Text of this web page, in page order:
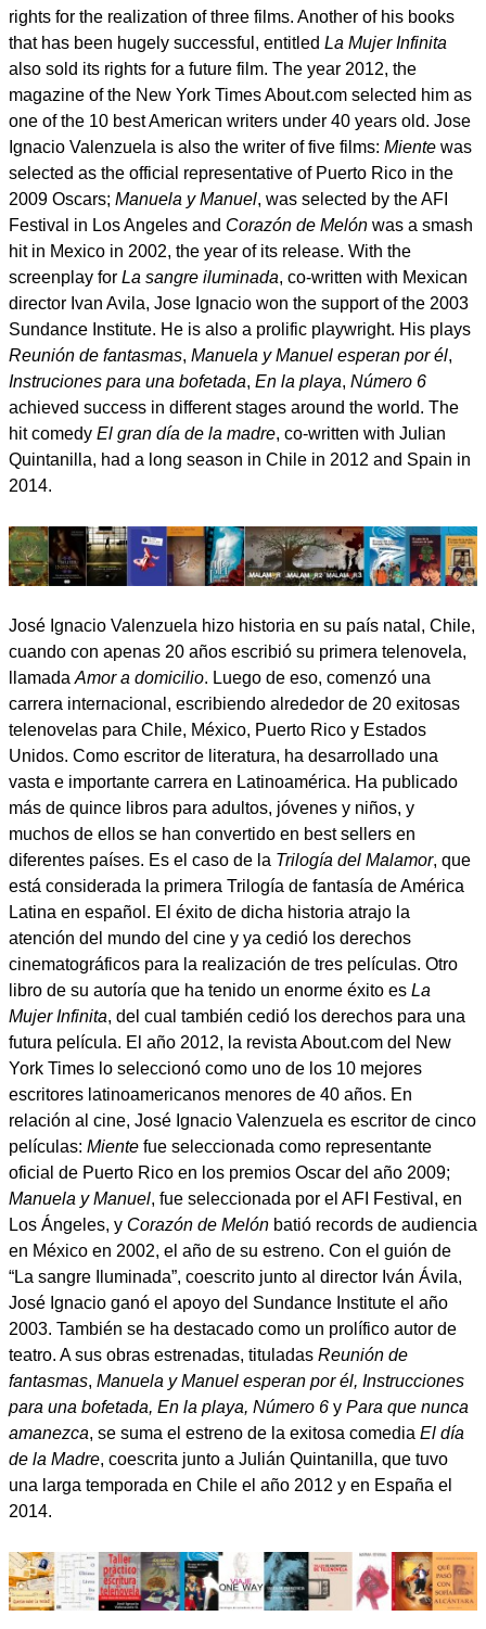
rights for the realization of three films. Another of his books
that has been hugely successful, entitled La Mujer Infinita
also sold its rights for a future film. The year 2012, the
magazine of the New York Times About.com selected him as
one of the 10 best American writers under 40 years old. Jose
Ignacio Valenzuela is also the writer of five films: Miente was
selected as the official representative of Puerto Rico in the
2009 Oscars; Manuela y Manuel, was selected by the AFI
Festival in Los Angeles and Corazón de Melón was a smash
hit in Mexico in 2002, the year of its release. With the
screenplay for La sangre iluminada, co-written with Mexican
director Ivan Avila, Jose Ignacio won the support of the 2003
Sundance Institute. He is also a prolific playwright. His plays
Reunión de fantasmas, Manuela y Manuel esperan por él,
Instruciones para una bofetada, En la playa, Número 6
achieved success in different stages around the world. The
hit comedy El gran día de la madre, co-written with Julian
Quintanilla, had a long season in Chile in 2012 and Spain in
2014.
José Ignacio Valenzuela hizo historia en su país natal, Chile,
cuando con apenas 20 años escribió su primera telenovela,
llamada Amor a domicilio. Luego de eso, comenzó una
carrera internacional, escribiendo alrededor de 20 exitosas
telenovelas para Chile, México, Puerto Rico y Estados
Unidos. Como escritor de literatura, ha desarrollado una
vasta e importante carrera en Latinoamérica. Ha publicado
más de quince libros para adultos, jóvenes y niños, y
muchos de ellos se han convertido en best sellers en
diferentes países. Es el caso de la Trilogía del Malamor, que
está considerada la primera Trilogía de fantasía de América
Latina en español. El éxito de dicha historia atrajo la
atención del mundo del cine y ya cedió los derechos
cinematográficos para la realización de tres películas. Otro
libro de su autoría que ha tenido un enorme éxito es La
Mujer Infinita, del cual también cedió los derechos para una
futura película. El año 2012, la revista About.com del New
York Times lo seleccionó como uno de los 10 mejores
escritores latinoamericanos menores de 40 años. En
relación al cine, José Ignacio Valenzuela es escritor de cinco
películas: Miente fue seleccionada como representante
oficial de Puerto Rico en los premios Oscar del año 2009;
Manuela y Manuel, fue seleccionada por el AFI Festival, en
Los Ángeles, y Corazón de Melón batió records de audiencia
en México en 2002, el año de su estreno. Con el guión de
“La sangre Iluminada”, coescrito junto al director Iván Ávila,
José Ignacio ganó el apoyo del Sundance Institute el año
2003. También se ha destacado como un prolífico autor de
teatro. A sus obras estrenadas, tituladas Reunión de
fantasmas, Manuela y Manuel esperan por él, Instrucciones
para una bofetada, En la playa, Número 6 y Para que nunca
amanezca, se suma el estreno de la exitosa comedia El día
de la Madre, coescrita junto a Julián Quintanilla, que tuvo
una larga temporada en Chile el año 2012 y en España el
2014.